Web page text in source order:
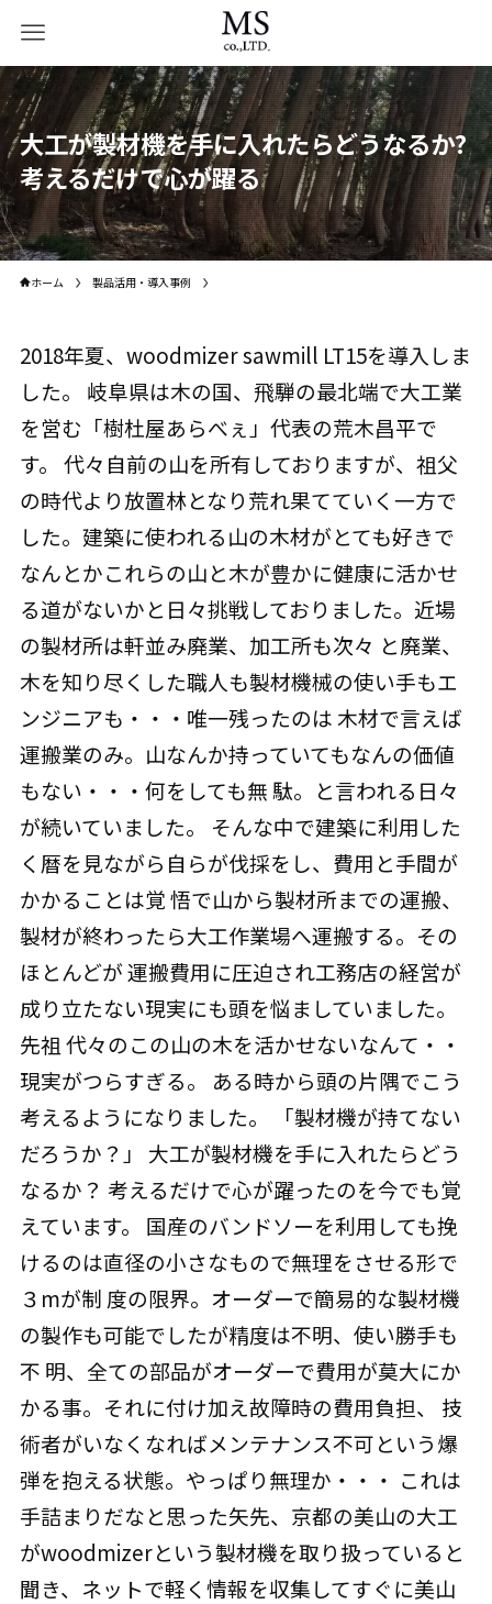
大工が製材機を手に入れたらどうなるか?
考えるだけで心が躍る
ホーム 製品活用・導入事例
2018年夏、woodmizer sawmill LT15を導入しま
した。 岐阜県は木の国、飛騨の最北端で大工業
を営む「樹杜屋あらべぇ」代表の荒木昌平で
す。 代々自前の山を所有しておりますが、祖父
の時代より放置林となり荒れ果てていく一方で
した。建築に使われる山の木材がとても好きで
なんとかこれらの山と木が豊かに健康に活かせ
る道がないかと日々挑戦しておりました。近場
の製材所は軒並み廃業、加工所も次々 と廃業、
木を知り尽くした職人も製材機械の使い手もエ
ンジニアも・・・唯一残ったのは 木材で言えば
運搬業のみ。山なんか持っていてもなんの価値
もない・・・何をしても無 駄。と言われる日々
が続いていました。 そんな中で建築に利用した
く暦を見ながら自らが伐採をし、費用と手間が
かかることは覚 悟で山から製材所までの運搬、
製材が終わったら大工作業場へ運搬する。その
ほとんどが 運搬費用に圧迫され工務店の経営が
成り立たない現実にも頭を悩ましていました。
先祖 代々のこの山の木を活かせないなんて・・
現実がつらすぎる。 ある時から頭の片隅でこう
考えるようになりました。 「製材機が持てない
だろうか？」 大工が製材機を手に入れたらどう
なるか？ 考えるだけで心が躍ったのを今でも覚
えています。 国産のバンドソーを利用しても挽
けるのは直径の小さなもので無理をさせる形で
３mが制 度の限界。オーダーで簡易的な製材機
の製作も可能でしたが精度は不明、使い勝手も
不 明、全ての部品がオーダーで費用が莫大にか
かる事。それに付け加え故障時の費用負担、 技
術者がいなくなればメンテナンス不可という爆
弾を抱える状態。やっぱり無理か・・・ これは
手詰まりだなと思った矢先、京都の美山の大工
がwoodmizerという製材機を取り扱っていると
聞き、ネットで軽く情報を収集してすぐに美山